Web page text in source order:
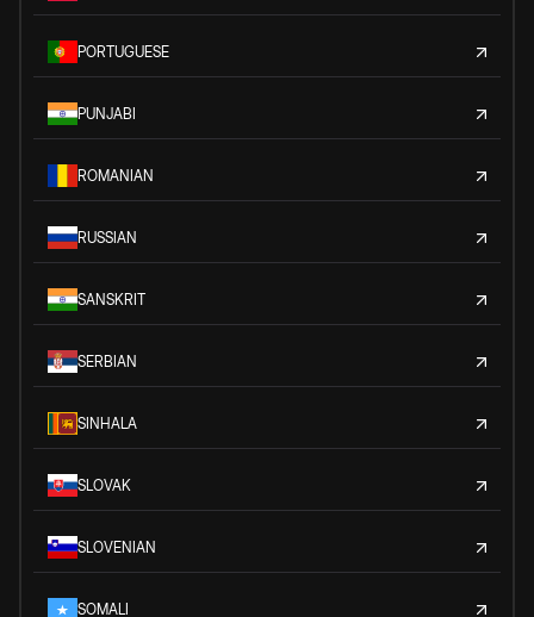
PORTUGUESE
PUNJABI
ROMANIAN
RUSSIAN
SANSKRIT
SERBIAN
SINHALA
SLOVAK
SLOVENIAN
SOMALI